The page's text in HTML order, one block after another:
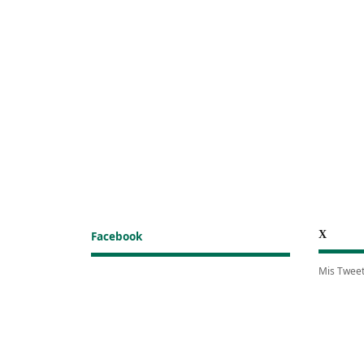
Facebook X
Mis